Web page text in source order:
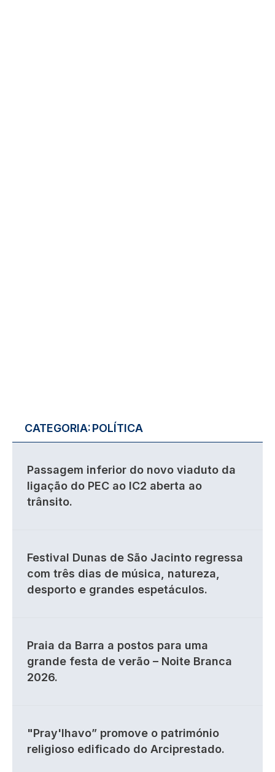
CATEGORIA:POLÍTICA
Passagem inferior do novo viaduto da
ligação do PEC ao IC2 aberta ao
trânsito.
Festival Dunas de São Jacinto regressa
com três dias de música, natureza,
desporto e grandes espetáculos.
Praia da Barra a postos para uma
grande festa de verão – Noite Branca
2026.
"Pray'lhavo” promove o património
religioso edificado do Arciprestado.